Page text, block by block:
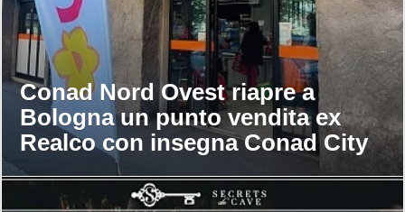
Conad Nord Ovest riapre a
Bologna un punto vendita ex
Realco con insegna Conad City